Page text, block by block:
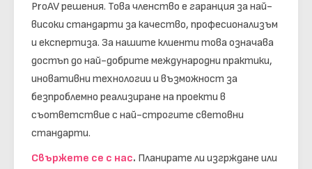
ProAV решения. Това членство е гаранция за най-
високи стандарти за качество, професионализъм
и експертиза. За нашите клиенти това означава
достъп до най-добрите международни практики,
иновативни технологии ​​и възможност за
безпроблемно реализиране на проекти в
съответствие с най-строгите световни
стандарти.
Свържете се с нас. Планирате ли изгрждане или